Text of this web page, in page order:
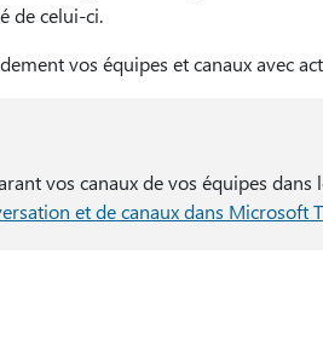
de celui-ci.
vos équipes et canaux avec
vos canaux de vos équipes dans
et de canaux dans Microsoft